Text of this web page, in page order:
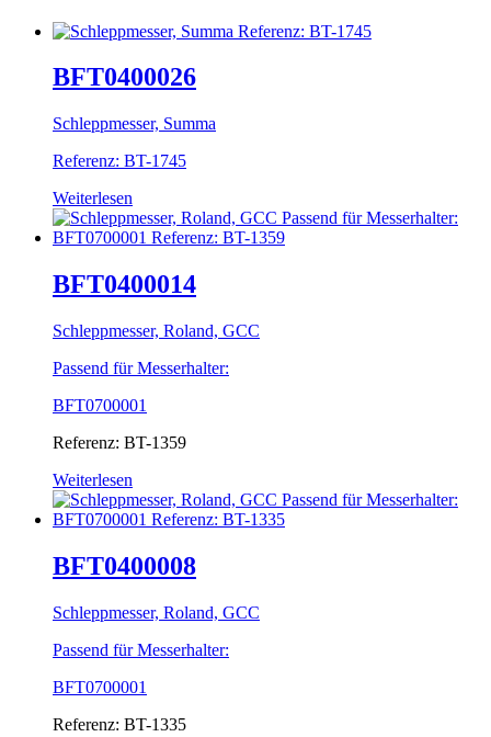
BFT0400026
Schleppmesser, Summa
Referenz: BT-1745
Weiterlesen
BFT0400014
Schleppmesser, Roland, GCC
Passend für Messerhalter:
BFT0700001
Referenz: BT-1359
Weiterlesen
BFT0400008
Schleppmesser, Roland, GCC
Passend für Messerhalter:
BFT0700001
Referenz: BT-1335